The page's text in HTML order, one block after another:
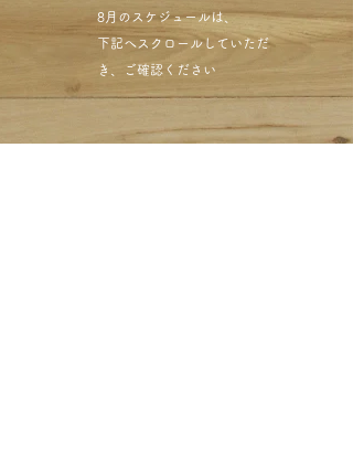
​8月のスケジュールは、
下記へスクロールしていただ
き、ご確認ください​